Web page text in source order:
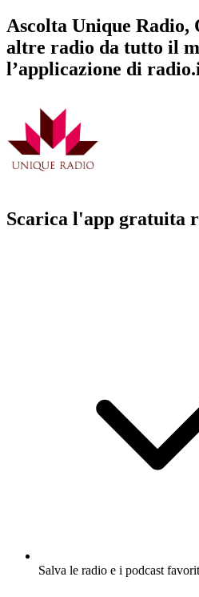
Ascolta Unique Radio,
altre radio da tutto il
l’applicazione di
Scarica l'app gratuita
Salva le radio e i podcast